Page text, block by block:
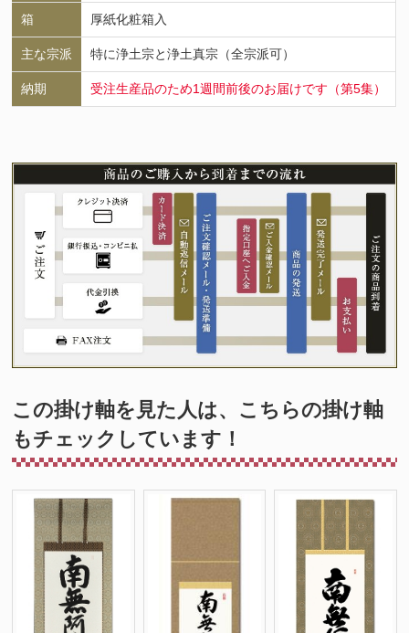
箱 厚紙化粧箱入
主な宗派 特に浄土宗と浄土真宗（全宗派可）
納期 受注生産品のため1週間前後のお届けです（第5集）
この掛け軸を見た人は、こちらの掛け軸
もチェックしています！